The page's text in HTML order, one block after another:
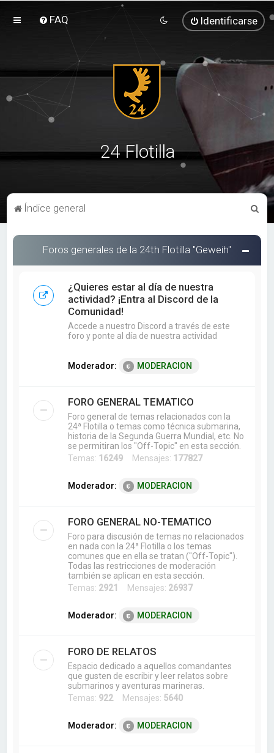
FAQ Identificarse
24 Flotilla
Índice general
s
Foros generales de la 24th Flotilla "Geweih"
¿Quieres estar al día de nuestra
actividad? ¡Entra al Discord de la
Comunidad!
Accede a nuestro Discord a través de este
foro y ponte al día de nuestra actividad
Moderador: MODERACION
FORO GENERAL TEMATICO
Foro general de temas relacionados con la
24ª Flotilla o temas como técnica submarina,
historia de la Segunda Guerra Mundial, etc. No
se permitiran los "Off-Topic" en esta sección.
Temas: 16249 Mensajes: 177827
Moderador: MODERACION
FORO GENERAL NO-TEMATICO
Foro para discusión de temas no relacionados
en nada con la 24ª Flotilla o los temas
comunes que en ella se tratan ("Off-Topic").
Todas las restricciones de moderación
también se aplican en esta sección.
Temas: 2921 Mensajes: 26937
Moderador: MODERACION
FORO DE RELATOS
Espacio dedicado a aquellos comandantes
que gusten de escribir y leer relatos sobre
submarinos y aventuras marineras.
Temas: 922Mensajes: 5640
Moderador: MODERACION